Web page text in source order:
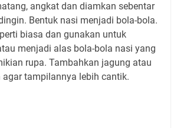
angkat dan diamkan sebentar
Bentuk nasi menjadi bola-bola.
biasa dan gunakan untuk
menjadi alas bola-bola nasi yang
rupa. Tambahkan jagung atau
agar tampilannya lebih cantik.